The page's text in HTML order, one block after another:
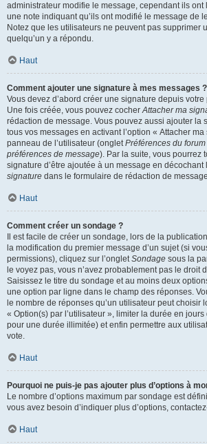
administrateur modifie le message, cependant ils
une note indiquant qu’ils ont modifié le message de
Notez que les utilisateurs ne peuvent pas supprimer
quelqu’un y a répondu.
Haut
Comment ajouter une signature à mes messages ?
Vous devez d’abord créer une signature depuis votre
Une fois créée, vous pouvez cocherAttacher ma
rédaction de message. Vous pouvez aussi ajouter la
tous vos messages en activant l’option « Attacher
panneau de l’utilisateur (ongletPréférences du
préférences de message). Par la suite, vous pourrez
signature d’être ajoutée à un message en
signature dans le formulaire de rédaction de
Haut
Comment créer un sondage ?
Il est facile de créer un sondage, lors de la
la modification du premier message d’un sujet (si
permissions), cliquez sur l’ongletSondage sous la
le voyez pas, vous n’avez probablement pas le droit
Saisissez le titre du sondage et au moins deux
une option par ligne dans le champ des réponses.
le nombre de réponses qu’un utilisateur peut choisir
« Option(s) par l’utilisateur », limiter la durée en
pour une durée illimitée) et enfin permettre aux
vote.
Haut
Pourquoi ne puis-je pas ajouter plus d’options à
Le nombre d’options maximum par sondage est
vous avez besoin d’indiquer plus d’options,
Haut